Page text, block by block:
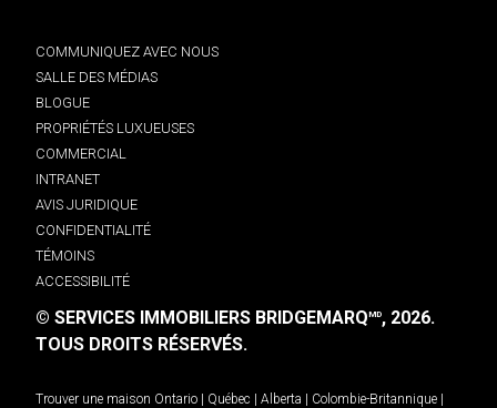
COMMUNIQUEZ AVEC NOUS
SALLE DES MÉDIAS
BLOGUE
PROPRIÉTÉS LUXUEUSES
COMMERCIAL
INTRANET
AVIS JURIDIQUE
CONFIDENTIALITÉ
TÉMOINS
ACCESSIBILITÉ
© SERVICES IMMOBILIERS BRIDGEMARQMD, 2026.
TOUS DROITS RÉSERVÉS.
Trouver une maison Ontario | Québec | Alberta | Colombie-Britannique |